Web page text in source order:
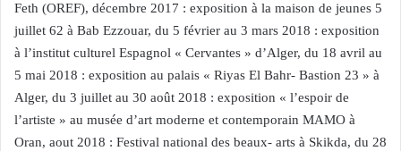
Feth (OREF), décembre 2017 : exposition à la maison de jeunes 5
juillet 62 à Bab Ezzouar, du 5 février au 3 mars 2018 : exposition
à l’institut culturel Espagnol « Cervantes » d’Alger, du 18 avril au
5 mai 2018 : exposition au palais « Riyas El Bahr- Bastion 23 » à
Alger, du 3 juillet au 30 août 2018 : exposition « l’espoir de
l’artiste » au musée d’art moderne et contemporain MAMO à
Oran, aout 2018 : Festival national des beaux- arts à Skikda, du 28